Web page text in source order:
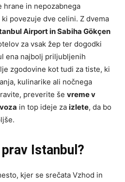
hrane in nepozabnega
ki povezuje dve celini. Z dvema
Airport in Sabiha Gökçen
za vsak žep ter dogodki
ena najbolj priljubljenih
zgodovine kot tudi za tiste, ki
kulinarike ali nočnega
preverite še vreme v
in top ideje za izlete, da bo
Istanbul?
kjer se srečata Vzhod in